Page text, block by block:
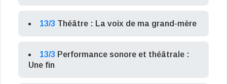
13/3 Théâtre : La voix de ma grand-mère
13/3 Performance sonore et théâtrale :
Une fin